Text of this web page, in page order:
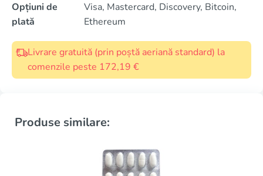
Opțiuni de
plată
Visa, Mastercard, Discovery, Bitcoin,
Ethereum
Livrare gratuită (prin poștă aeriană standard) la
comenzile peste 172,19 €
Produse similare: